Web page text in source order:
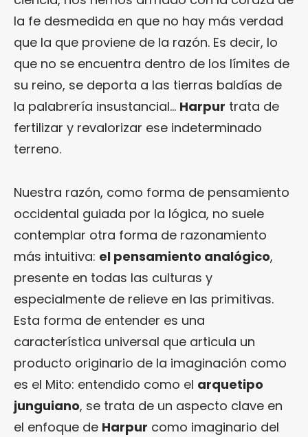
la fe desmedida en que no hay más verdad
que la que proviene de la razón. Es decir, lo
que no se encuentra dentro de los límites de
su reino, se deporta a las tierras baldías de
la palabrería insustancial… Harpur trata de
fertilizar y revalorizar ese indeterminado
terreno.
Nuestra razón, como forma de pensamiento
occidental guiada por la lógica, no suele
contemplar otra forma de razonamiento
más intuitiva: el pensamiento analógico,
presente en todas las culturas y
especialmente de relieve en las primitivas.
Esta forma de entender es una
característica universal que articula un
producto originario de la imaginación como
es el Mito: entendido como el arquetipo
junguiano, se trata de un aspecto clave en
el enfoque de Harpur como imaginario del